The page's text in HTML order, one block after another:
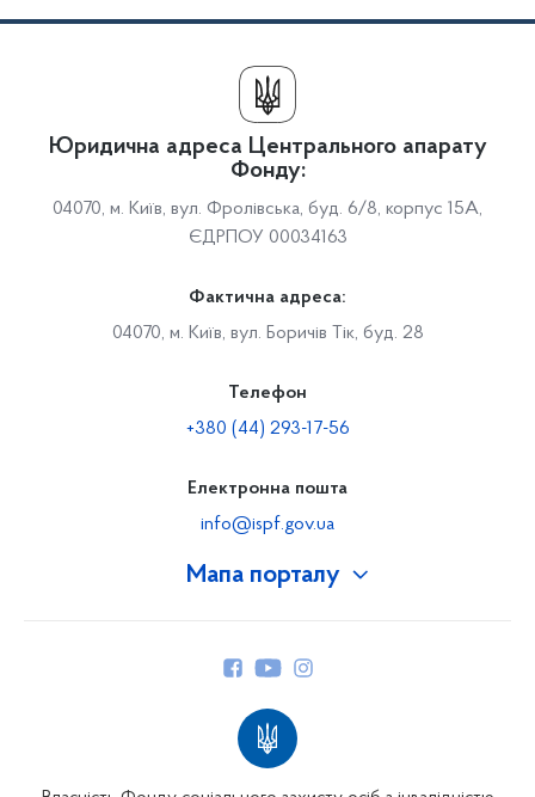
Мапа порталу
Юридична адреса Центрального апарату
Фонду:
04070, м. Київ, вул. Фролівська, буд. 6/8, корпус 15А,
ЄДРПОУ 00034163
Фактична адреса:
04070, м. Київ, вул. Боричів Тік, буд. 28
Телефон
+380 (44) 293-17-56
Електронна пошта
info@ispf.gov.ua